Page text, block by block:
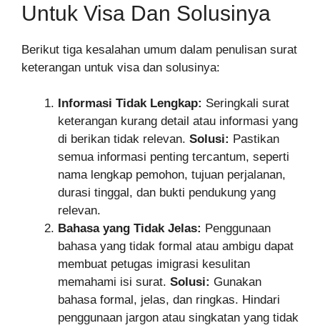
Untuk Visa Dan Solusinya
Berikut tiga kesalahan umum dalam penulisan surat
keterangan untuk visa dan solusinya:
Informasi Tidak Lengkap: Seringkali surat
keterangan kurang detail atau informasi yang
di berikan tidak relevan. Solusi: Pastikan
semua informasi penting tercantum, seperti
nama lengkap pemohon, tujuan perjalanan,
durasi tinggal, dan bukti pendukung yang
relevan.
Bahasa yang Tidak Jelas: Penggunaan
bahasa yang tidak formal atau ambigu dapat
membuat petugas imigrasi kesulitan
memahami isi surat. Solusi: Gunakan
bahasa formal, jelas, dan ringkas. Hindari
penggunaan jargon atau singkatan yang tidak